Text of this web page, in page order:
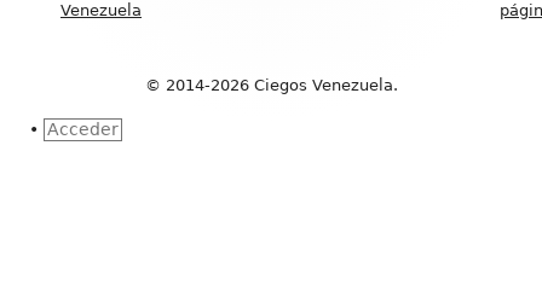
Venezuela
© 2014-2026 Ciegos Venezuela.
• Acceder